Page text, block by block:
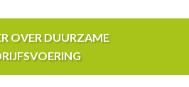
OVER DUURZAME